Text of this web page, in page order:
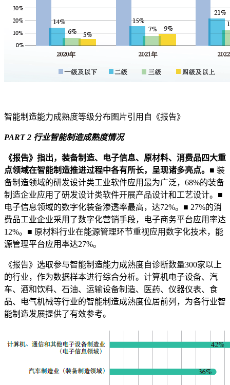
智能制造能力成熟度等级分布图片引用自《报告》
PART 2 行业智能制造成熟度情况
《报告》指出，装备制造、电子信息、原材料、消费品四大重
点领域在智能制造推进过程中各有所长，呈现诸多亮点。 ■ 装
备制造领域的研发设计类工业软件应用最为广泛，68%的装备
制造企业应用了研发设计类软件开展产品设计和工艺设计。■
电子信息领域的数字化装备渗透率最高，达72%。■ 27%的消
费品工业企业采用了数字化营销手段，电子商务平台应用率达
12%。■ 原材料行业在能源管理环节重视应用数字化技术，能
源管理平台应用率达27%。
《报告》选取参与智能制造能力成熟度自诊断数量300家以上
的行业，作为数据样本进行综合分析。计算机电子设备、汽
车、酒和饮料、石油、运输设备制造、医药、仪器仪表、食
品、电气机械等行业的智能制造成熟度位居前列，为各行业智
能制造发展提供了有效参考。